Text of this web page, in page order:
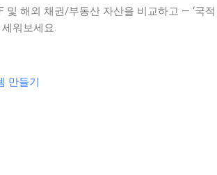
및 해외 채권/부동산 자산을 비교하고 — ‘국적
워보세요.
만들기